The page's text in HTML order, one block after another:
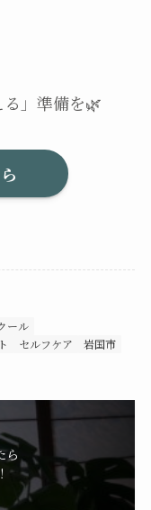
」準備を🌿
ール
セルフケア
岩国市
ら